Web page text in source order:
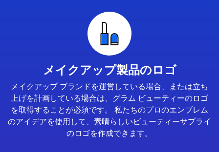
メイクアップ製品のロゴ
メイクアップ ブランドを運営している場合、または立ち
上げを計画している場合は、グラム ビューティーのロゴ
を取得することが必須です。 私たちのプロのエンブレム
のアイデアを使用して、素晴らしいビューティーサプライ
のロゴを作成できます。